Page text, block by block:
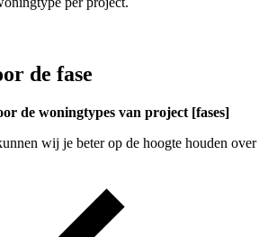
de fase
de woningtypes van project [fases]
wij je beter op de hoogte houden over